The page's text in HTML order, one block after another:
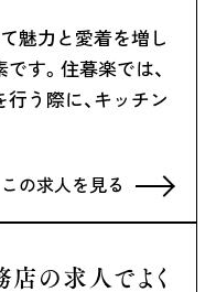
魅力と愛着を増し
す。住暮楽では、
う際に、キッチン
この求人を見る
の求人でよく